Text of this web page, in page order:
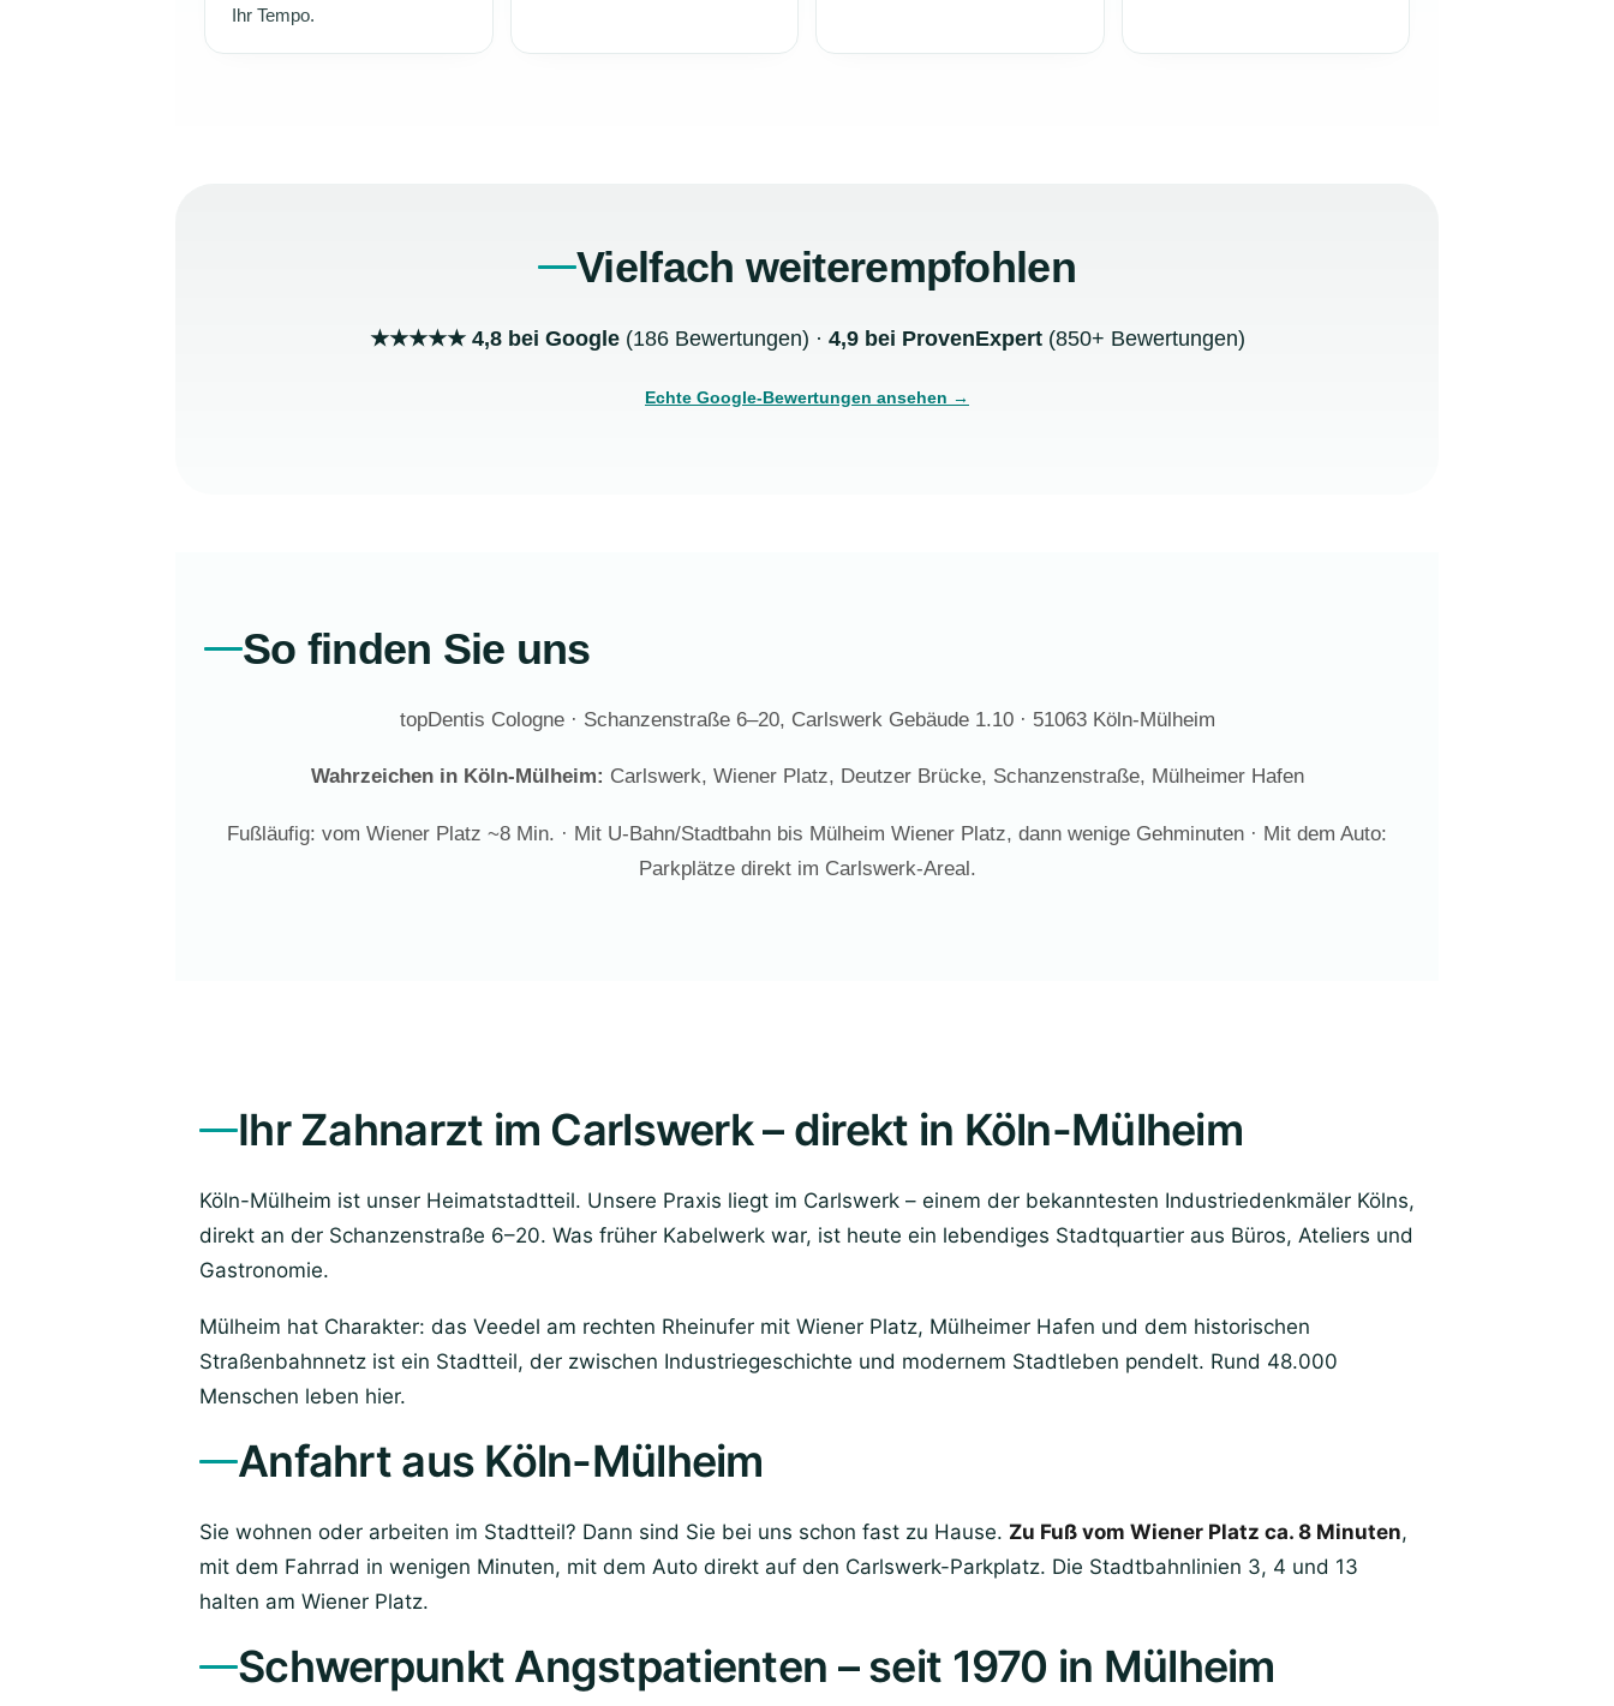
Ihr Tempo.
Vielfach weiterempfohlen
★★★★★ 4,8 bei Google(186 Bewertungen) · 4,9 bei ProvenExpert(850+ Bewertungen)
Echte Google-Bewertungen ansehen →
So finden Sie uns
topDentis Cologne · Schanzenstraße 6–20, Carlswerk Gebäude 1.10 · 51063 Köln-Mülheim
Wahrzeichen in Köln-Mülheim: Carlswerk, Wiener Platz, Deutzer Brücke, Schanzenstraße, Mülheimer Hafen
Fußläufig: vom Wiener Platz ~8 Min. · Mit U-Bahn/Stadtbahn bis Mülheim Wiener Platz, dann wenige Gehminuten · Mit dem Auto:
Parkplätze direkt im Carlswerk-Areal.
Ihr Zahnarzt im Carlswerk – direkt in Köln-Mülheim
Köln-Mülheim ist unser Heimatstadtteil. Unsere Praxis liegt im Carlswerk – einem der bekanntesten Industriedenkmäler Kölns,
direkt an der Schanzenstraße 6–20. Was früher Kabelwerk war, ist heute ein lebendiges Stadtquartier aus Büros, Ateliers und
Gastronomie.
Mülheim hat Charakter: das Veedel am rechten Rheinufer mit Wiener Platz, Mülheimer Hafen und dem historischen
Straßenbahnnetz ist ein Stadtteil, der zwischen Industriegeschichte und modernem Stadtleben pendelt. Rund 48.000
Menschen leben hier.
Anfahrt aus Köln-Mülheim
Sie wohnen oder arbeiten im Stadtteil? Dann sind Sie bei uns schon fast zu Hause. Zu Fuß vom Wiener Platz ca. 8 Minuten,
mit dem Fahrrad in wenigen Minuten, mit dem Auto direkt auf den Carlswerk-Parkplatz. Die Stadtbahnlinien 3, 4 und 13
halten am Wiener Platz.
Schwerpunkt Angstpatienten – seit 1970 in Mülheim